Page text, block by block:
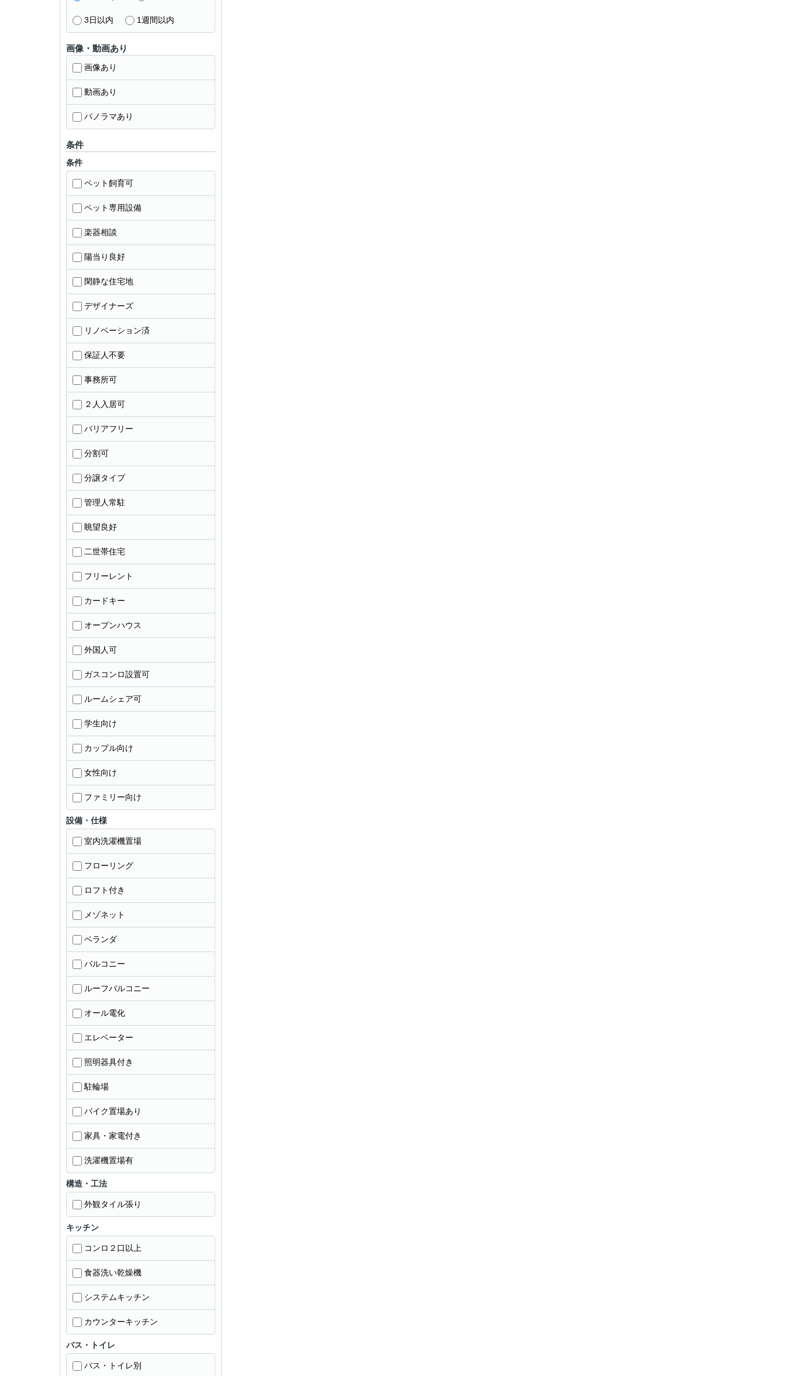
3日以内 1週間以内
画像・動画あり
画像あり
動画あり
パノラマあり
条件
条件
ペット飼育可
ペット専用設備
楽器相談
陽当り良好
閑静な住宅地
デザイナーズ
リノベーション済
保証人不要
事務所可
２人入居可
バリアフリー
分割可
分譲タイプ
管理人常駐
眺望良好
二世帯住宅
フリーレント
カードキー
オープンハウス
外国人可
ガスコンロ設置可
ルームシェア可
学生向け
カップル向け
女性向け
ファミリー向け
設備・仕様
室内洗濯機置場
フローリング
ロフト付き
メゾネット
ベランダ
バルコニー
ルーフバルコニー
オール電化
エレベーター
照明器具付き
駐輪場
バイク置場あり
家具・家電付き
洗濯機置場有
構造・工法
外観タイル張り
キッチン
コンロ２口以上
食器洗い乾燥機
システムキッチン
カウンターキッチン
バス・トイレ
バス・トイレ別